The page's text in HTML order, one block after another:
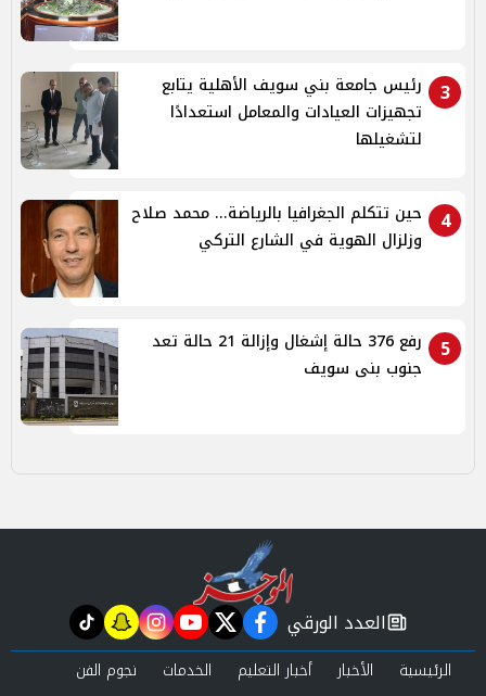
3
رئيس جامعة بني سويف الأهلية يتابع
تجهيزات العيادات والمعامل استعدادًا
لتشغيلها
4
حين تتكلم الجغرافيا بالرياضة... محمد صلاح
وزلزال الهوية في الشارع التركي
5
رفع 376 حالة إشغال وإزالة 21 حالة تعد
جنوب بنى سويف
newspaper
العدد الورقي facebook
twitter
youtube
instagram
snapchat
tiktok
الرئيسية الأخبار أخبار التعليم الخدمات
نجوم الفن